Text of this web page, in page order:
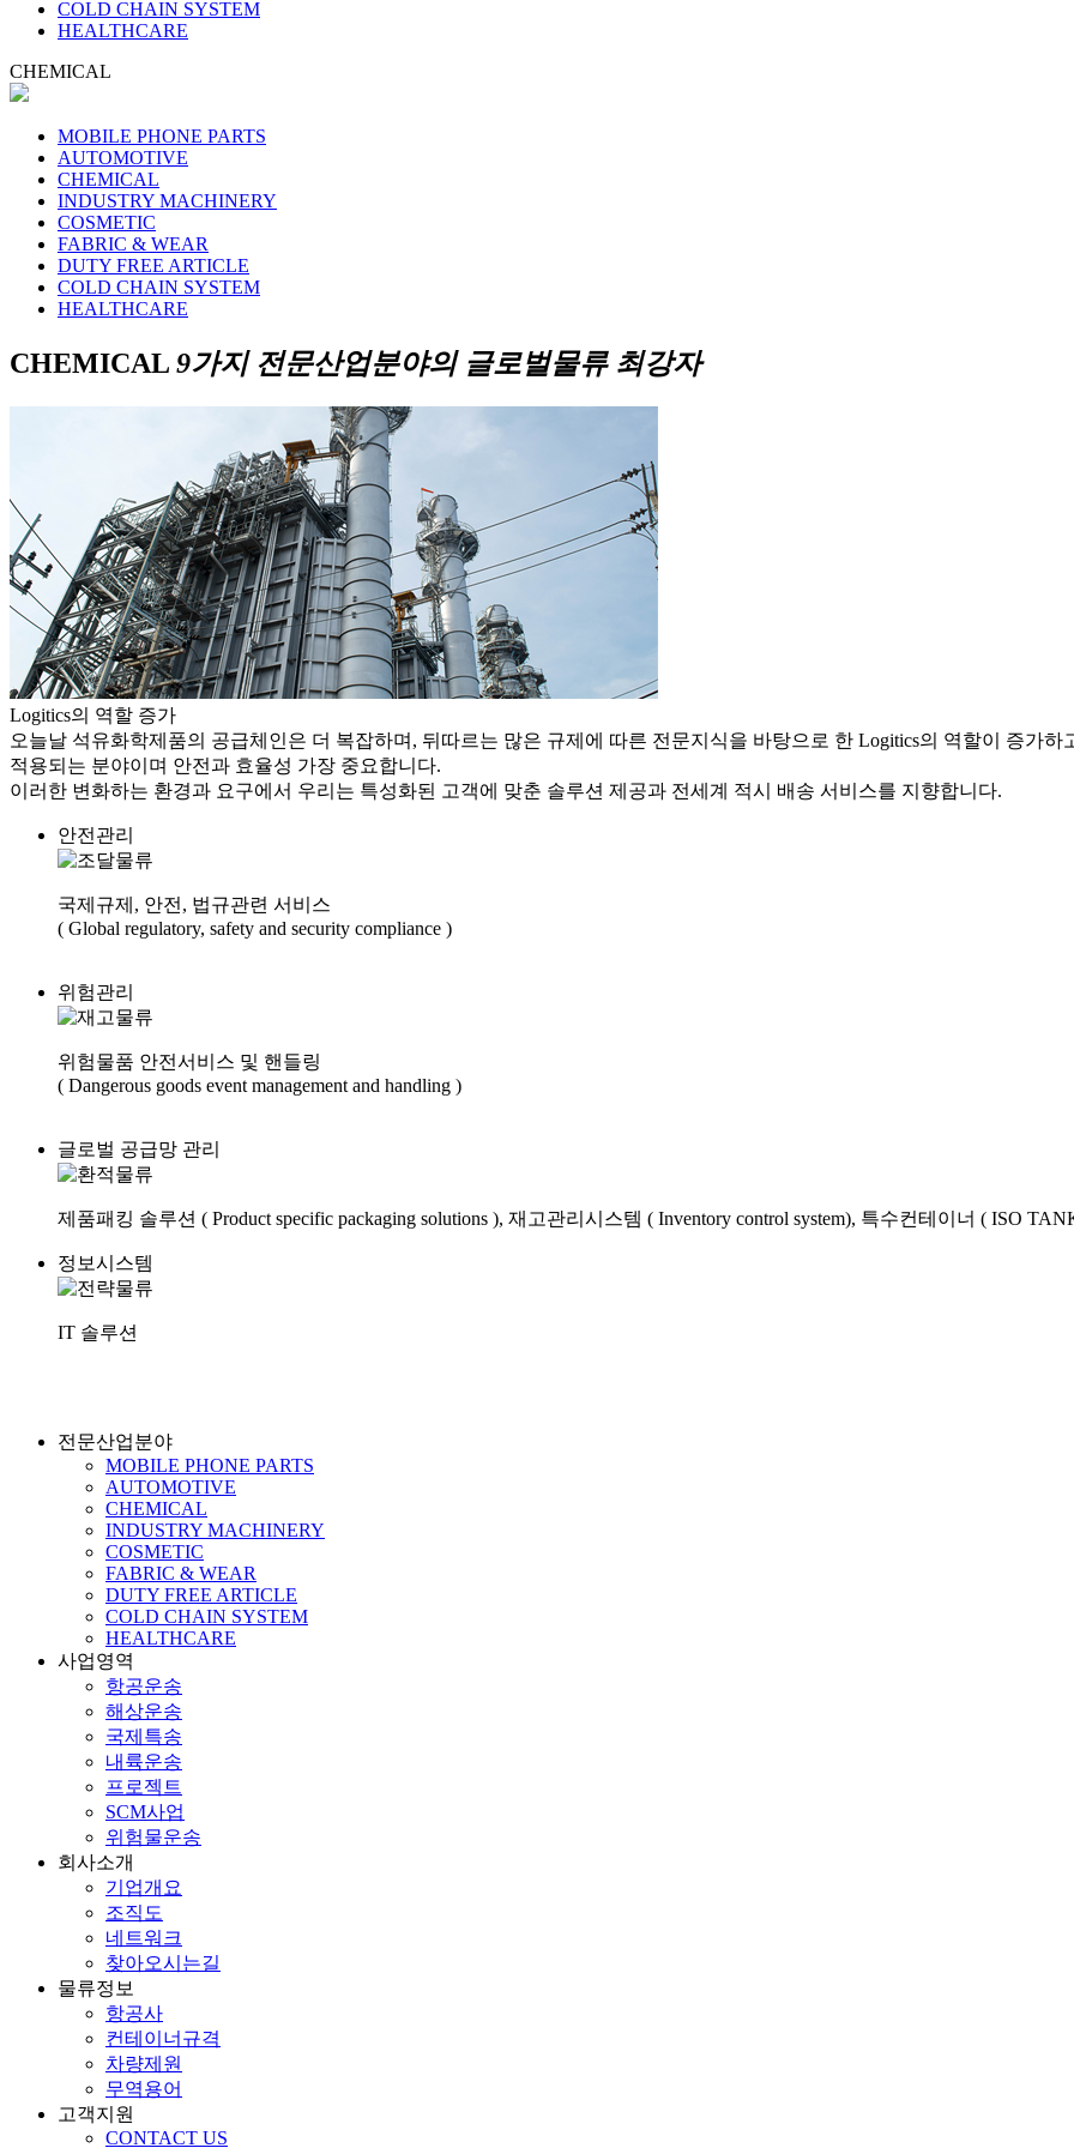
COLD CHAIN SYSTEM
HEALTHCARE
CHEMICAL
MOBILE PHONE PARTS
AUTOMOTIVE
CHEMICAL
INDUSTRY MACHINERY
COSMETIC
FABRIC & WEAR
DUTY FREE ARTICLE
COLD CHAIN SYSTEM
HEALTHCARE
CHEMICAL 9가지 전문산업분야의 글로벌물류 최강자
Logitics의 역할 증가
오늘날 석유화학제품의 공급체인은 더 복잡하며, 뒤따르는 많은 규제에 따른 전문지식을 바탕으로 한 Logitics의 역할이 증가
적용되는 분야이며 안전과 효율성 가장 중요합니다.
이러한 변화하는 환경과 요구에서 우리는 특성화된 고객에 맞춘 솔루션 제공과 전세계 적시 배송 서비스를 지향합니다.
안전관리
국제규제, 안전, 법규관련 서비스
( Global regulatory, safety and security compliance )
위험관리
위험물품 안전서비스 및 핸들링
( Dangerous goods event management and handling )
글로벌 공급망 관리
제품패킹 솔루션 ( Product specific packaging solutions ), 재고관리시스템 ( Inventory control system), 특수컨테이너 ( ISO
정보시스템
IT 솔루션
전문산업분야
MOBILE PHONE PARTS
AUTOMOTIVE
CHEMICAL
INDUSTRY MACHINERY
COSMETIC
FABRIC & WEAR
DUTY FREE ARTICLE
COLD CHAIN SYSTEM
HEALTHCARE
사업영역
항공운송
해상운송
국제특송
내륙운송
프로젝트
SCM사업
위험물운송
회사소개
기업개요
조직도
네트워크
찾아오시는길
물류정보
항공사
컨테이너규격
차량제원
무역용어
고객지원
CONTACT US